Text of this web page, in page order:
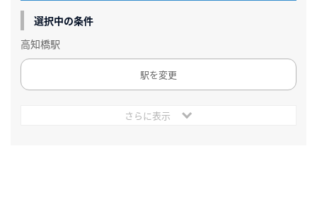
選択中の条件
高知橋駅
駅を変更
さらに表示